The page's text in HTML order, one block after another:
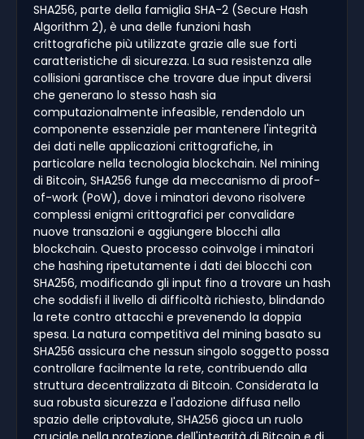
SHA256, parte della famiglia SHA-2 (Secure Hash
Algorithm 2), è una delle funzioni hash
crittografiche più utilizzate grazie alle sue forti
caratteristiche di sicurezza. La sua resistenza alle
collisioni garantisce che trovare due input diversi
che generano lo stesso hash sia
computazionalmente infeasible, rendendolo un
componente essenziale per mantenere l'integrità
dei dati nelle applicazioni crittografiche, in
particolare nella tecnologia blockchain. Nel mining
di Bitcoin, SHA256 funge da meccanismo di proof-
of-work (PoW), dove i minatori devono risolvere
complessi enigmi crittografici per convalidare
nuove transazioni e aggiungere blocchi alla
blockchain. Questo processo coinvolge i minatori
che hashing ripetutamente i dati dei blocchi con
SHA256, modificando gli input fino a trovare un hash
che soddisfi il livello di difficoltà richiesto, blindando
la rete contro attacchi e prevenendo la doppia
spesa. La natura competitiva del mining basato su
SHA256 assicura che nessun singolo soggetto possa
controllare facilmente la rete, contribuendo alla
struttura decentralizzata di Bitcoin. Considerata la
sua robusta sicurezza e l'adozione diffusa nello
spazio delle criptovalute, SHA256 gioca un ruolo